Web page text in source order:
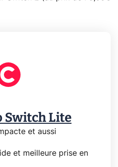
Switch Lite
et aussi
et meilleure prise en